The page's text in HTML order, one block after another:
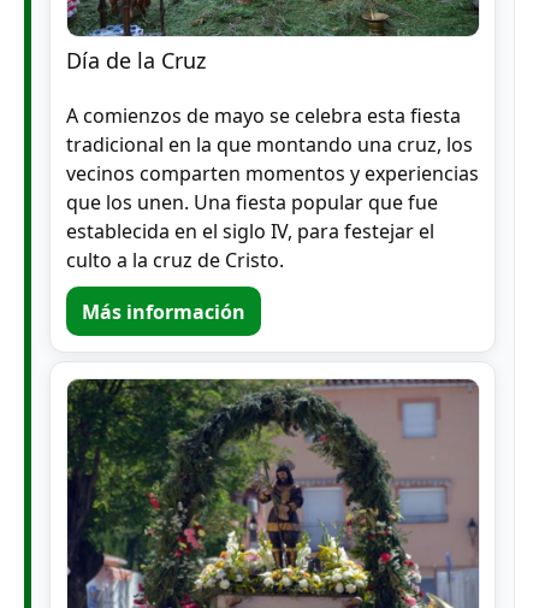
Día de la Cruz
A comienzos de mayo se celebra esta fiesta
tradicional en la que montando una cruz, los
vecinos comparten momentos y experiencias
que los unen. Una fiesta popular que fue
establecida en el siglo IV, para festejar el
culto a la cruz de Cristo.
Más información